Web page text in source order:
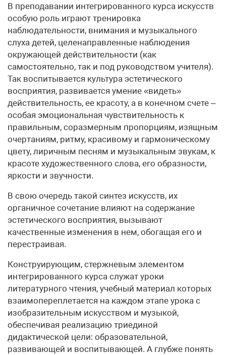
В преподавании интегрированного курса искусств
особую роль играют тренировка
наблюдательности, внимания и музыкального
слуха детей, целенаправленные наблюдения
окружающей действительности (как
самостоятельно, так и под руководством учителя).
Так воспитывается культура эстетического
восприятия, развивается умение «видеть»
действительность, ее красоту, а в конечном счете –
особая эмоциональная чувствительность к
правильным, соразмерным пропорциям, изящным
очертаниям, ритму, красивому и гармоническому
цвету, лиричным песням и музыкальным звукам, к
красоте художественного слова, его образности,
яркости и звучности.
В свою очередь такой синтез искусств, их
органичное сочетание влияют на содержание
эстетического восприятия, вызывают
качественные изменения в нем, обогащая его и
перестраивая.
Конструирующим, стержневым элементом
интегрированного курса служат уроки
литературного чтения, учебный материал которых
взаимопереплетается на каждом этапе урока с
изобразительным искусством и музыкой,
обеспечивая реализацию триединой
дидактической цели: образовательной,
развивающей и воспитывающей. А глубже понять